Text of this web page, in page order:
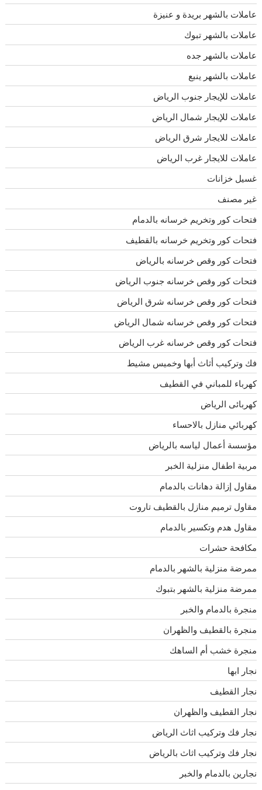
عاملات بالشهر بريدة و عنيزة
عاملات بالشهر تبوك
عاملات بالشهر جده
عاملات بالشهر ينبع
عاملات للإيجار جنوب الرياض
عاملات للإيجار شمال الرياض
عاملات للايجار شرق الرياض
عاملات للايجار غرب الرياض
غسيل خزانات
غير مصنف
فتحات كور وتخريم خرسانه بالدمام
فتحات كور وتخريم خرسانه بالقطيف
فتحات كور وقص خرسانه بالرياض
فتحات كور وقص خرسانه جنوب الرياض
فتحات كور وقص خرسانه شرق الرياض
فتحات كور وقص خرسانه شمال الرياض
فتحات كور وقص خرسانه غرب الرياض
فك وتركيب أثاث أبها وخميس مشيط
كهرباء للمباني في القطيف
كهربائى الرياض
كهربائي منازل بالاحساء
مؤسسة أعمال لياسه بالرياض
مربية اطفال منزلية الخبر
مقاول إزالة دهانات بالدمام
مقاول ترميم منازل بالقطيف تاروت
مقاول هدم وتكسير بالدمام
مكافحة حشرات
ممرضة منزلية بالشهر بالدمام
ممرضة منزلية بالشهر بتبوك
منجرة بالدمام والخبر
منجرة بالقطيف والظهران
منجرة خشب أم الساهك
نجار ابها
نجار القطيف
نجار القطيف والظهران
نجار فك وتركيب اثاث الرياض
نجار فك وتركيب اثاث بالرياض
نجارين بالدمام والخبر